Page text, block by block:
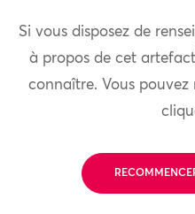
Si vous disposez de
à propos de cet
connaître. Vous pouvez